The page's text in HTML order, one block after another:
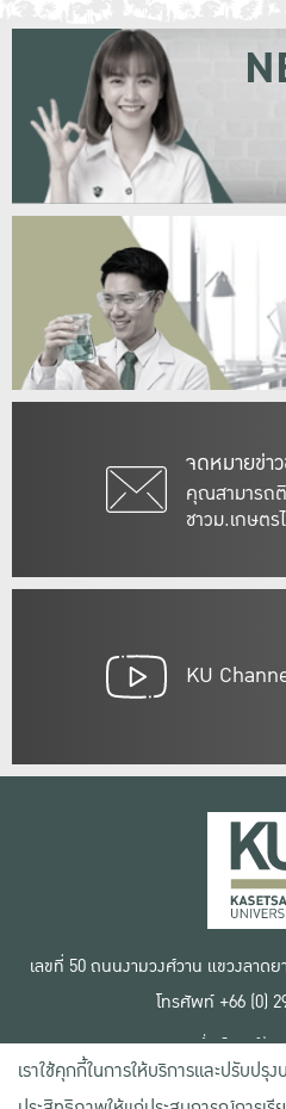
จดหมายข่า
คุณสามารถ
ชาวม.เกษตร
KU
เลขที่ 50 ถนนงามวงศ์วาน แขวงลาด
โทรศัพท์ +66 (0)
เงื่อนไขการใช้ง
ข้อตกลงด้านสิท
นโยบายความเ
เราใช้คุกกี้ในการให้บริการและปรับปรุ